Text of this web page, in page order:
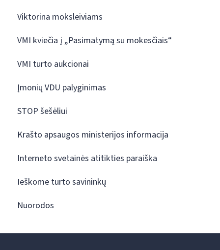
Viktorina moksleiviams
VMI kviečia į „Pasimatymą su mokesčiais“
VMI turto aukcionai
Įmonių VDU palyginimas
STOP šešėliui
Krašto apsaugos ministerijos informacija
Interneto svetainės atitikties paraiška
Ieškome turto savininkų
Nuorodos